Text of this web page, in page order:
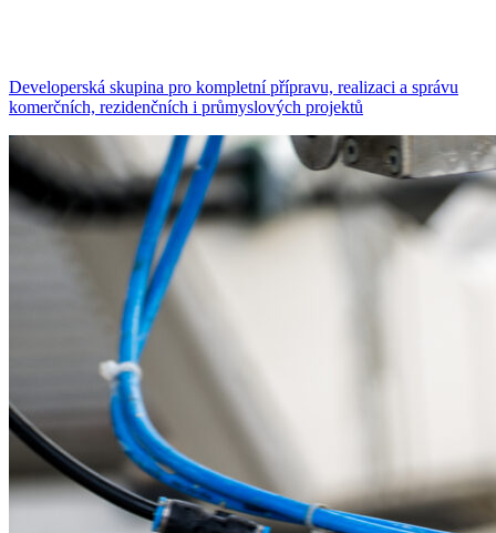
Developerská skupina pro kompletní přípravu, realizaci a správu
komerčních, rezidenčních i průmyslových projektů